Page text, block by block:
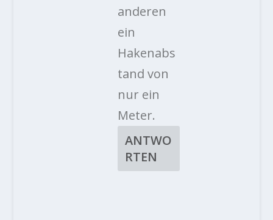
anderen
ein
Hakenabs
tand von
nur ein
Meter.
ANTWO
RTEN